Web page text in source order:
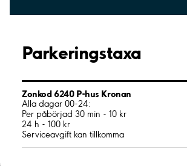
Parkeringstaxa
Zonkod 6240 P-hus Kronan
Alla dagar 00-24:
Per påbörjad 30 min - 10 kr
24 h - 100 kr
Serviceavgift kan tillkomma
;